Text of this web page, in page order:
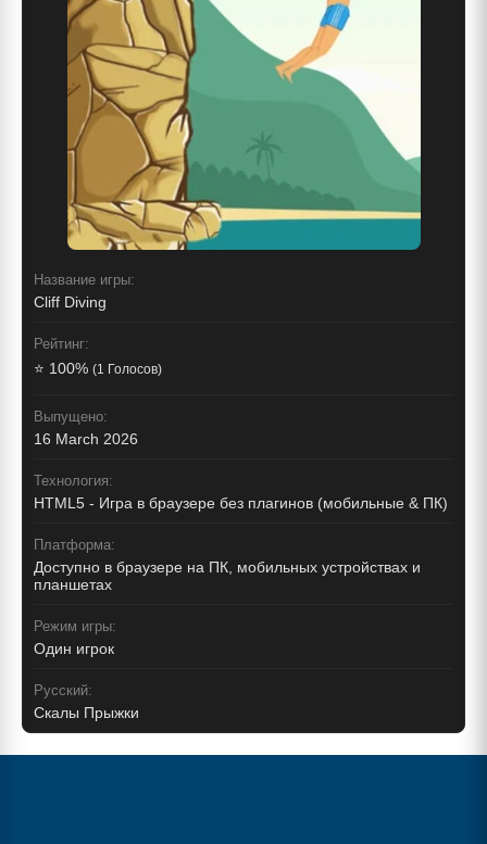
Название игры:
Cliff Diving
Рейтинг:
⭐ 100% (1 Голосов)
Выпущено:
16 March 2026
Технология:
HTML5 - Игра в браузере без плагинов (мобильные & ПК)
Платформа:
Доступно в браузере на ПК, мобильных устройствах и
планшетах
Режим игры:
Один игрок
Русский:
Скалы Прыжки